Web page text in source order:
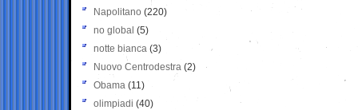
Napolitano (220)
no global (5)
notte bianca (3)
Nuovo Centrodestra (2)
Obama (11)
olimpiadi (40)